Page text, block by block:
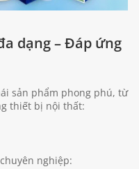
dạng – Đáp ứng
sản phẩm phong phú, từ
thiết bị nội thất:
nghiệp: